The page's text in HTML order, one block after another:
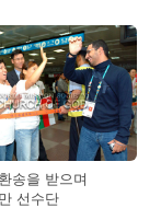
송을 받으며
선수단